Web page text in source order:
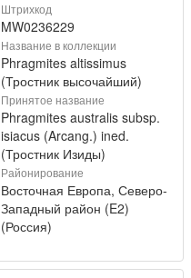
Штрихкод
MW0236229
Название в коллекции
Phragmites altissimus
(Тростник высочайший)
Принятое название
Phragmites australis subsp.
isiacus (Arcang.) ined.
(Тростник Изиды)
Районирование
Восточная Европа, Северо-
Западный район (E2)
(Россия)